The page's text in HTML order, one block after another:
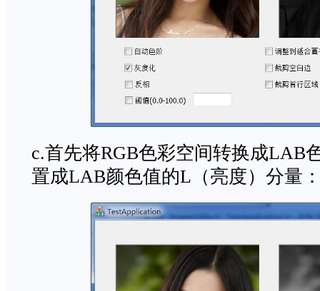
c.首先将RGB色彩空间转换成LAB
置成LAB颜色值的L（亮度）分量